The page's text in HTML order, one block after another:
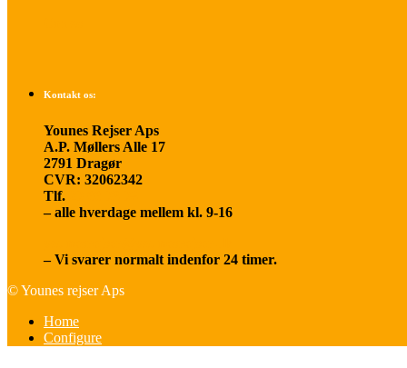
Kontakt os:
Younes Rejser Aps
A.P. Møllers Alle 17
2791 Dragør
CVR: 32062342
Tlf.
– alle hverdage mellem kl. 9-16
– Vi svarer normalt indenfor 24 timer.
© Younes rejser Aps
Home
Configure